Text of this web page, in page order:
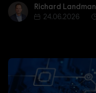
Richard Landman
Richard Landman
24.06.2026